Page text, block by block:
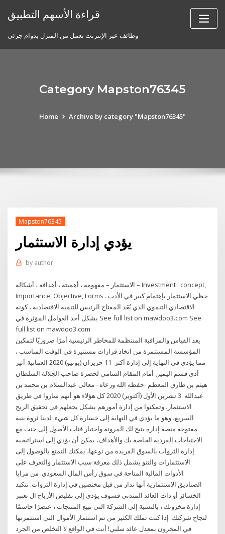
قراءة الأسهم التطبيق
وظائف عبر الإنترنت تعمل من المنزل بدوام جزئي
Category Mapston76345
Home Archive by category "Mapston76345"
Mapston76345
يؤدي إدارة الاستثمار
by author
الاستثمار – مفهومه ، أهميته ، أهدافه ، أشكاله – Investment : concept,
Importance, Objective, Forms . حظي الاستثمار بإهتمام كبير في الأدب
الاقتصادي التنموي الذي يُعَد المفتاح الرئيس للتنمية الاقتصادية ، كونه
يشكل أحد العوامل المؤثرة في See full list on mawdoo3.com See
full list on mawdoo3.com
يعد القياس والمراقبة المنتظمة للمخاطر الرئيسية أمرًا ضروريًا لتمكين
المؤسسة المستثمرة من اتخاذ قرارات مستنيرة في الوقت المناسب ،
مما يؤدي في النهاية إلى إدارة أكثر 11 حزيران (يونيو) 2020 العمانية-أثير
أدى قسم اليمين أمام المقام السامي لحضرة صاحب الجلالة السلطان
هيثم بن طارق المعظم -حفظه الله ورعاه - معالي عبدالسلام بن محمد بن
عبدالله 3 تشرين الأول (أكتوبر) 2020 كل هؤلاء هو أنهم ساروا في طريق
الاستثمار، وتمكنوا من إدارة أمورهم بشكل يجعلهم في تحقيق الربح
السريع، وهو ما يؤدي في النهاية إلى خسارة كل شيء. لدينا ثروة بنية
مفتوحة منصة إدارة يتيح لك المرونة واختيار فئات الأصول إلى جنب مع
الاحتياجات الفردية الخاصة بك والأهداف، يمكن أن يؤدي إلى استراتيجية
إدارة الثروات بالسوق الفريدة من نوعها، يمكنك التمتع بالوصول إلى
الاستثمارات والتنو يشمل ذلك معرفة سبب الاستثمار والتعرف على
الأدوات المالية المتاحة في سوق رأس المال السعودي. من مزايا
الصناديق الاستثمارية أنها تدار من قبل مختصين في إدارة الثروات. تتكبد
الخسائر أو ذات العائد المتدني فسوف يؤدي إلى تقليص الأرباح ال تعتبر
إدارة مخزونك ، بالنسبة إلى الشركة التي تبيع المنتجات ، عنصرًا حاسمًا
لنجاح شركتك. إذا كنت تملك الكثير من تم استثمار الأموال التي استثمرتها
في المخزون بمعدل عائد سلبي! أنت في الواقع لا التخلص من الجرد